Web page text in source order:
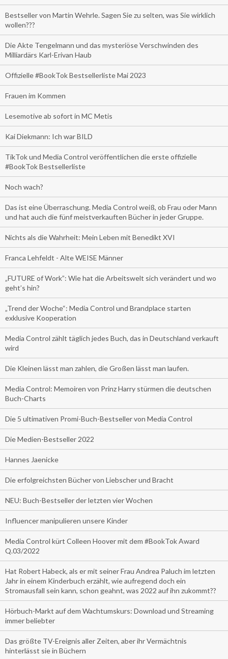
Bestseller von Martin Wehrle. Sagen Sie zu selten, was Sie wirklich
wollen???
Die Akte Tengelmann und das mysteriöse Verschwinden des
Milliardärs Karl-Erivan Haub
Offizielle #BookTok Bestsellerliste Mai 2023
Frauen im Kommen
Lesemotive ab sofort in MC Metis
Kai Diekmann: Ich war BILD
TikTok und Media Control veröffentlichen die erste offizielle
#BookTok Bestsellerliste
Noch wach?
Das ist eine Überraschung. Media Control weiß, ob Frau oder Mann
und hat auch die fünf meistverkauften Bücher in jeder Gruppe.
Nichts als die Wahrheit: Mein Leben mit Benedikt XVI
Franca Lehfeldt - Alte WEISE Männer
„FUTURE of Work”: Wie hat die Arbeitswelt sich verändert und wo
geht’s hin?
„Trend der Woche“: Media Control und Brandplace starten
exklusive Kooperation
Media Control zählt täglich jedes Buch, das in Deutschland verkauft
wird
Die Kleinen lässt man zahlen, die Großen lässt man laufen.
Media Control: Memoiren von Prinz Harry stürmen die deutschen
Buch-Charts
Die 5 ultimativen Promi-Buch-Bestseller von Media Control
Die Medien-Bestseller 2022
Hannes Jaenicke
Die erfolgreichsten Bücher von Liebscher und Bracht
NEU: Buch-Bestseller der letzten vier Wochen
Influencer manipulieren unsere Kinder
Media Control kürt Colleen Hoover mit dem #BookTok Award
Q.03/2022
Hat Robert Habeck, als er mit seiner Frau Andrea Paluch im letzten
Jahr in einem Kinderbuch erzählt, wie aufregend doch ein
Stromausfall sein kann, schon geahnt, was 2022 auf ihn zukommt??
Hörbuch-Markt auf dem Wachtumskurs: Download und Streaming
immer beliebter
Das größte TV-Ereignis aller Zeiten, aber ihr Vermächtnis
hinterlässt sie in Büchern